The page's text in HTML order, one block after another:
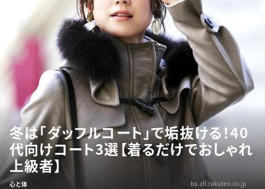
冬は「ダッフルコート」で垢抜ける！40
代向けコート3選【着るだけでおしゃれ
上級者】
心と体 ba.afl.rakuten.co.jp